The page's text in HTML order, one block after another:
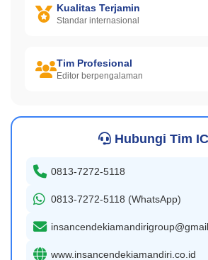
Kualitas Terjamin
Standar internasional
Tim Profesional
Editor berpengalaman
Hubungi Tim
0813-7272-5118
0813-7272-5118 (WhatsApp)
www.insancendekiamandiri.co.id